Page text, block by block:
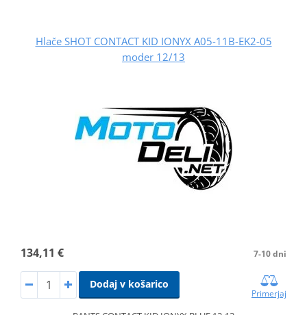
Hlače SHOT CONTACT KID IONYX A05-11B-EK2-05
moder 12/13
134,11 € 7-10 dni
Dodaj v košarico
Primerjaj